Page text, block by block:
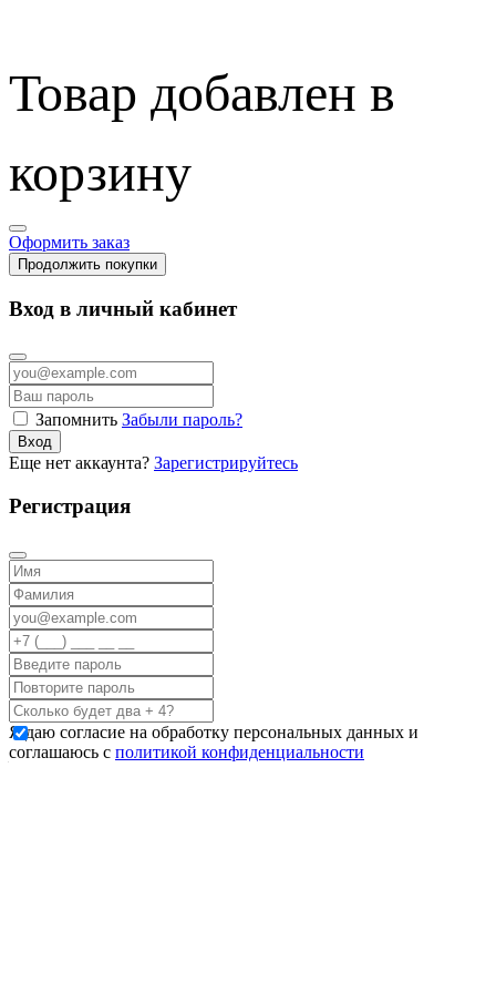
Товар добавлен в
корзину
Оформить заказ
Продолжить покупки
Вход в личный кабинет
Запомнить Забыли пароль?
Вход
Еще нет аккаунта? Зарегистрируйтесь
Регистрация
Я даю согласие на обработку персональных данных и
соглашаюсь с политикой конфиденциальности